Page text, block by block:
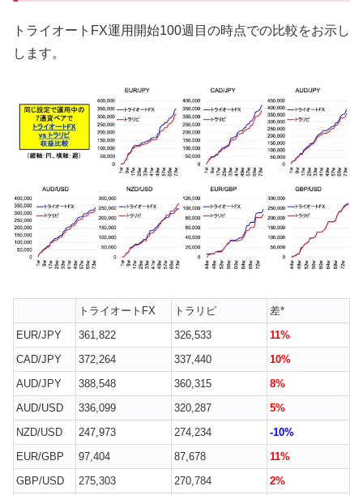
トライオートFX運用開始100週目の時点での比較をお示し
します。
トライオートFX トラリピ
差*
EUR/JPY
361,822 326,533
11%
CAD/JPY
372,264 337,440
10%
AUD/JPY
388,548 360,315
8%
AUD/USD
336,099 320,287
5%
NZD/USD
247,973 274,234
-10%
EUR/GBP
97,404 87,678
11%
GBP/USD
275,303 270,784
2%